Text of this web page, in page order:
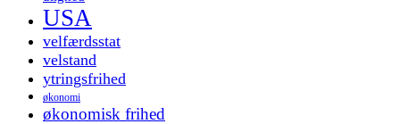
USA
velfærdsstat
velstand
ytringsfrihed
økonomi
økonomisk frihed